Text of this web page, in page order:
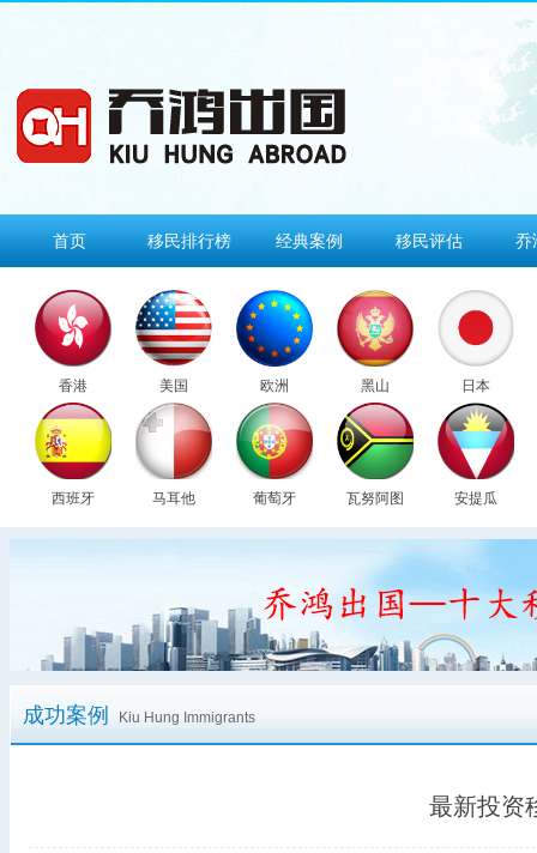
首页 移民排行榜 经典案例 移民评估 乔
香港 美国 欧洲 黑山 日本
西班牙 马耳他 葡萄牙 瓦努阿图 安提瓜
成功案例 Kiu Hung Immigrants
最新投资